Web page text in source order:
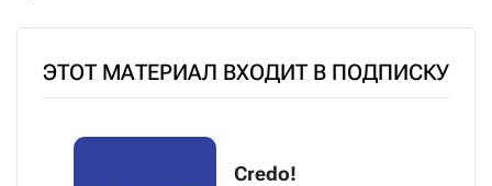
ЭТОТ МАТЕРИАЛ ВХОДИТ В ПОДПИСКУ
Credo!